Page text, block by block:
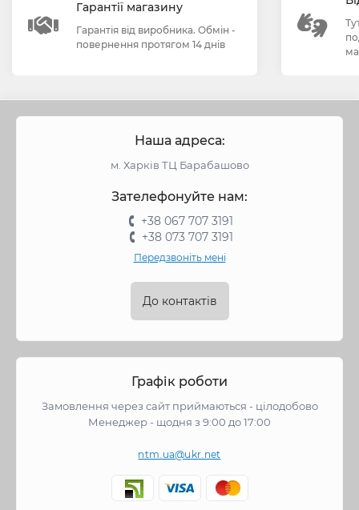
Гарантії магазину
Гарантія від виробника. Обмін -
повернення протягом 14 днів
Наша адреса:
м. Харків ТЦ Барабашово
Зателефонуйте нам:
+38 067 707 3191
+38 073 707 3191
Передзвоніть мені
До контактів
Графік роботи
Замовлення через сайт приймаються - цілодобово
Менеджер - щодня з 9:00 до 17:00
ntm.ua@ukr.net